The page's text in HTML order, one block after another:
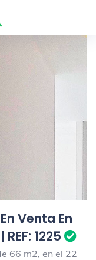
Venta En
1225
66 m2, en el 22